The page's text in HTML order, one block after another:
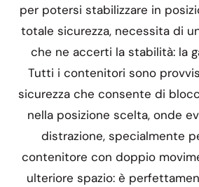
per potersi stabilizzare in
totale sicurezza, necessita di
che ne accerti la stabilità: la
Tutti i contenitori sono
sicurezza che consente di
nella posizione scelta, onde
distrazione, specialmente
contenitore con doppio
ulteriore spazio: è